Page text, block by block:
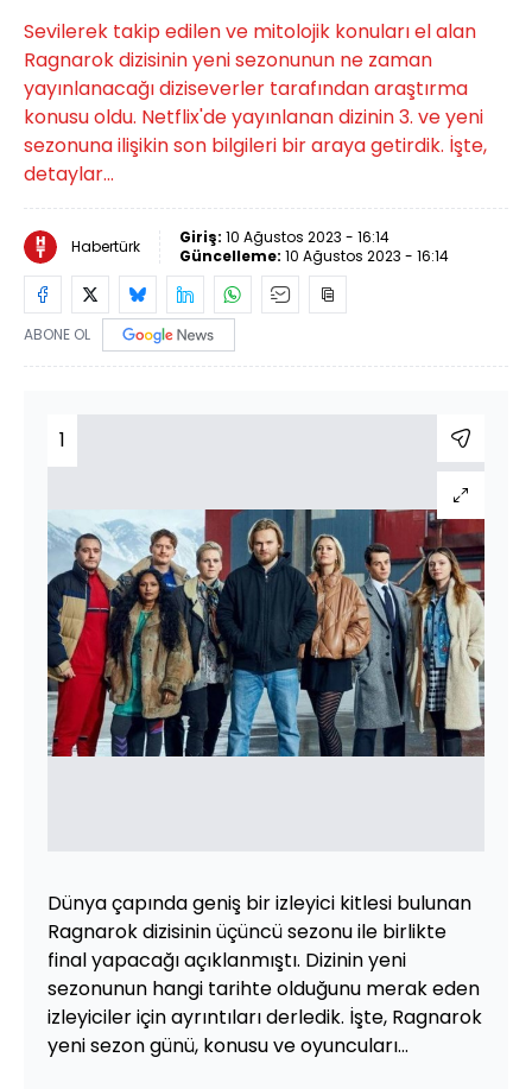
Sevilerek takip edilen ve mitolojik konuları el alan
Ragnarok dizisinin yeni sezonunun ne zaman
yayınlanacağı diziseverler tarafından araştırma
konusu oldu. Netflix'de yayınlanan dizinin 3. ve yeni
sezonuna ilişikin son bilgileri bir araya getirdik. İşte,
detaylar...
Habertürk Giriş: 10 Ağustos 2023 - 16:14
Güncelleme: 10 Ağustos 2023 - 16:14
ABONE OL
1
Dünya çapında geniş bir izleyici kitlesi bulunan
Ragnarok dizisinin üçüncü sezonu ile birlikte
final yapacağı açıklanmıştı. Dizinin yeni
sezonunun hangi tarihte olduğunu merak eden
izleyiciler için ayrıntıları derledik. İşte, Ragnarok
yeni sezon günü, konusu ve oyuncuları...